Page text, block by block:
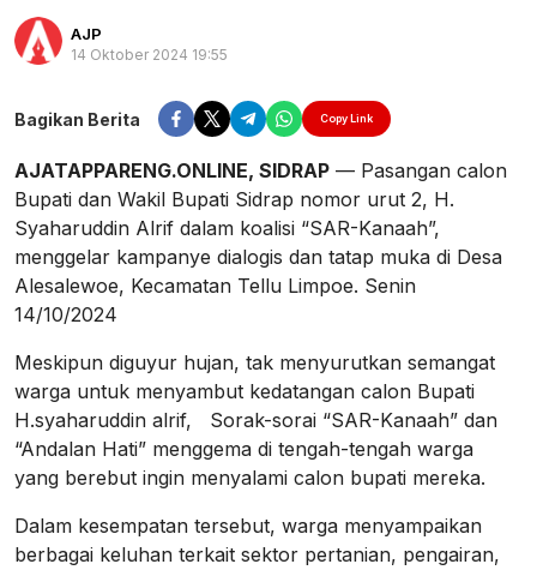
AJP
14 Oktober 2024 19:55
Bagikan Berita Copy Link
AJATAPPARENG.ONLINE, SIDRAP — Pasangan calon
Bupati dan Wakil Bupati Sidrap nomor urut 2, H.
Syaharuddin Alrif dalam koalisi “SAR-Kanaah”,
menggelar kampanye dialogis dan tatap muka di Desa
Alesalewoe, Kecamatan Tellu Limpoe. Senin
14/10/2024
Meskipun diguyur hujan, tak menyurutkan semangat
warga untuk menyambut kedatangan calon Bupati
H.syaharuddin alrif, Sorak-sorai “SAR-Kanaah” dan
“Andalan Hati” menggema di tengah-tengah warga
yang berebut ingin menyalami calon bupati mereka.
Dalam kesempatan tersebut, warga menyampaikan
berbagai keluhan terkait sektor pertanian, pengairan,